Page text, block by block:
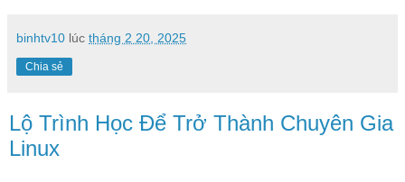
binhtv10 lúc tháng 2 20, 2025
Chia sẻ
Lộ Trình Học Để Trở Thành Chuyên Gia
Linux